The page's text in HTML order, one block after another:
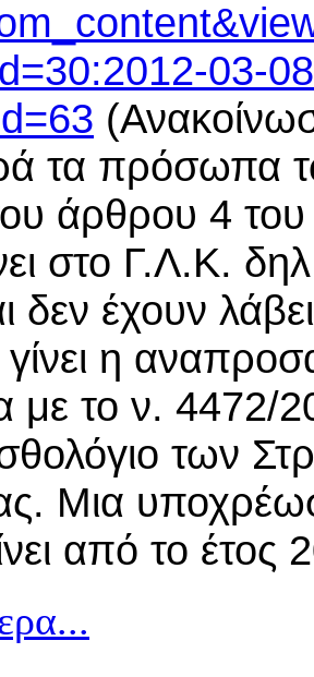
03-
πρόσωπα
άρθρου 4 του
στο Γ.Λ.Κ.
δεν έχουν
γίνει η
το ν. 4472/
των
Μια
από το